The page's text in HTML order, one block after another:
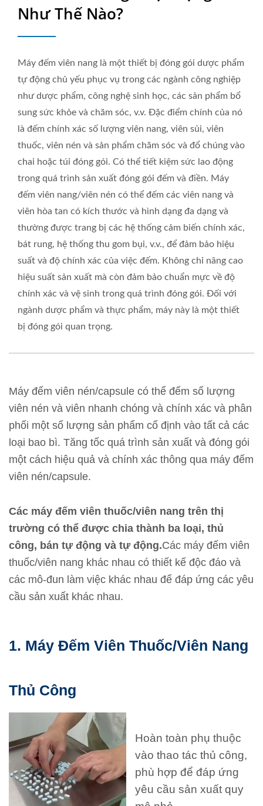
Như Thế Nào?
Máy đếm viên nang là một thiết bị đóng gói dược phẩm
tự động chủ yếu phục vụ trong các ngành công nghiệp
như dược phẩm, công nghệ sinh học, các sản phẩm bổ
sung sức khỏe và chăm sóc, v.v. Đặc điểm chính của nó
là đếm chính xác số lượng viên nang, viên sủi, viên
thuốc, viên nén và sản phẩm chăm sóc và đổ chúng vào
chai hoặc túi đóng gói. Có thể tiết kiệm sức lao động
trong quá trình sản xuất đóng gói đếm và điền. Máy
đếm viên nang/viên nén có thể đếm các viên nang và
viên hòa tan có kích thước và hình dạng đa dạng và
thường được trang bị các hệ thống cảm biến chính xác,
bát rung, hệ thống thu gom bụi, v.v., để đảm bảo hiệu
suất và độ chính xác của việc đếm. Không chỉ nâng cao
hiệu suất sản xuất mà còn đảm bảo chuẩn mực về độ
chính xác và vệ sinh trong quá trình đóng gói. Đối với
ngành dược phẩm và thực phẩm, máy này là một thiết
bị đóng gói quan trọng.
Máy đếm viên nén/capsule có thể đếm số lượng
viên nén và viên nhanh chóng và chính xác và phân
phối một số lượng sản phẩm cố định vào tất cả các
loại bao bì. Tăng tốc quá trình sản xuất và đóng gói
một cách hiệu quả và chính xác thông qua máy đếm
viên nén/capsule.
Các máy đếm viên thuốc/viên nang trên thị
trường có thể được chia thành ba loại, thủ
công, bán tự động và tự động.Các máy đếm viên
thuốc/viên nang khác nhau có thiết kế độc đáo và
các mô-đun làm việc khác nhau để đáp ứng các yêu
cầu sản xuất khác nhau.
1. Máy Đếm Viên Thuốc/viên Nang
Thủ Công
Hoàn toàn phụ thuộc
vào thao tác thủ công,
phù hợp để đáp ứng
yêu cầu sản xuất quy